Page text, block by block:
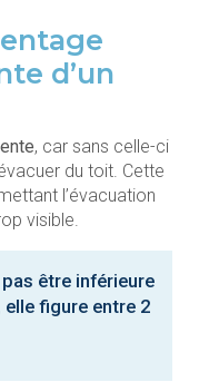
d’un
, car sans celle-ci
du toit. Cette
l’évacuation
visible.
être inférieure
elle figure entre 2